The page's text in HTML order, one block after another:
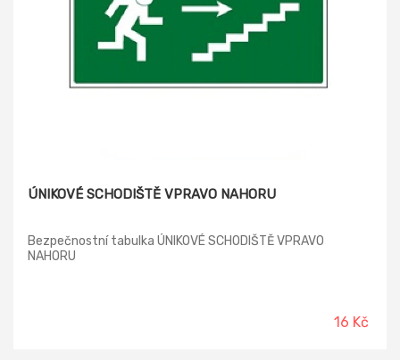
ÚNIKOVÉ SCHODIŠTĚ VPRAVO NAHORU
Bezpečnostní tabulka ÚNIKOVÉ SCHODIŠTĚ VPRAVO
NAHORU
16 Kč